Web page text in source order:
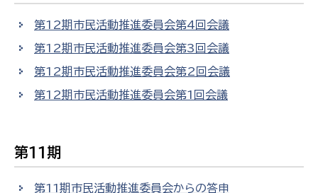
第12期市民活動推進委員会第4回会議
第12期市民活動推進委員会第3回会議
第12期市民活動推進委員会第2回会議
第12期市民活動推進委員会第1回会議
第11期
第11期市民活動推進委員会からの答申